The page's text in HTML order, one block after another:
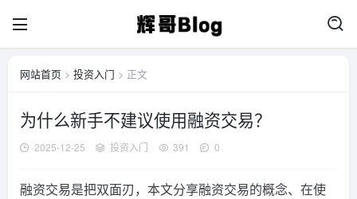
网站首页 > 投资入门 > 正文
为什么新手不建议使用融资交易？
2025-12-25 投资入门 391 0
融资交易是把双面刃，本文分享融资交易的概念、在使